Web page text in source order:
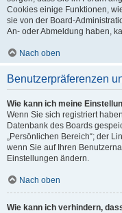
Cookies einige Funktionen,
sie von der Board-
An- oder Abmeldung haben,
Nach oben
Benutzerpräferenzen
Wie kann ich meine
Wenn Sie sich registriert
Datenbank des Boards
„Persönlichen Bereich“; der
wenn Sie auf Ihren
Einstellungen ändern.
Nach oben
Wie kann ich verhindern,